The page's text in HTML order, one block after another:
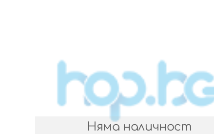
Няма наличност